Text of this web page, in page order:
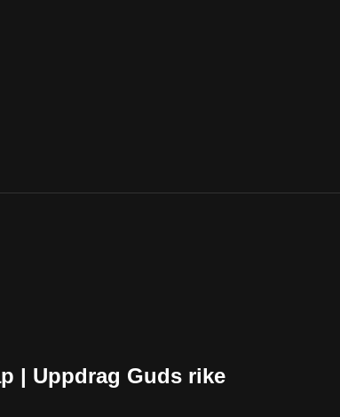
| Uppdrag Guds rike